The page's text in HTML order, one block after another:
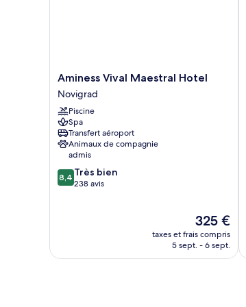
Aminess
Vival
Maestral
Hotel
Novigrad
Aminess Vival Maestral Hotel
Novigrad
Piscine
Spa
Transfert aéroport
Animaux de compagnie
admis
8.4
sur
8,4 Très bien
238 avis
Le
nouveau
prix
325 €
taxes et frais compris
5 sept. - 6 sept.